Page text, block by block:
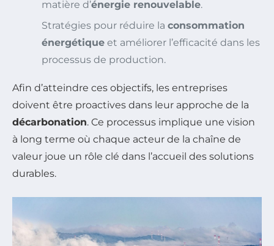
matière d’énergie renouvelable.
Stratégies pour réduire la consommation
énergétique et améliorer l’efficacité dans les
processus de production.
Afin d’atteindre ces objectifs, les entreprises
doivent être proactives dans leur approche de la
décarbonation. Ce processus implique une vision
à long terme où chaque acteur de la chaîne de
valeur joue un rôle clé dans l’accueil des solutions
durables.